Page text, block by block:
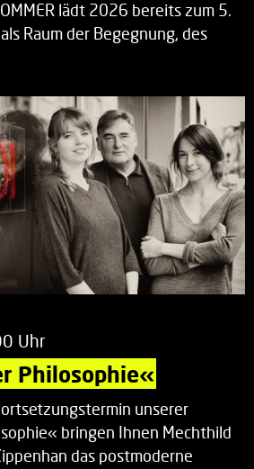
lädt 2026 bereits zum 5.
Raum der Begegnung, des
Uhr
Philosophie«
unserer
bringen Ihnen Mechthild
das postmoderne